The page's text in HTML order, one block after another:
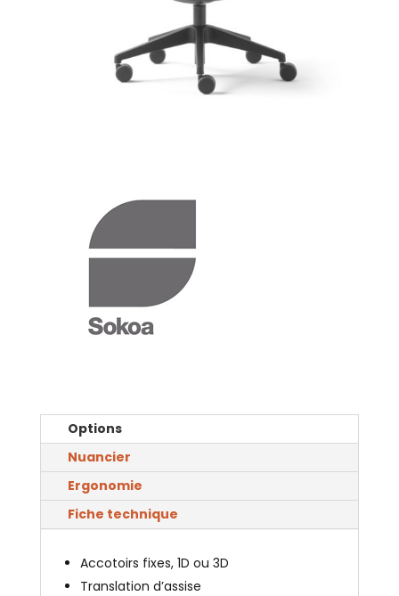
Options
Nuancier
Ergonomie
Fiche technique
Accotoirs fixes, 1D ou 3D
Translation d’assise